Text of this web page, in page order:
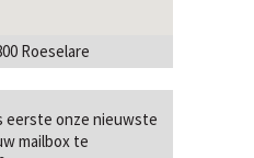
Roeselare
eerste onze nieuwste
mailbox te